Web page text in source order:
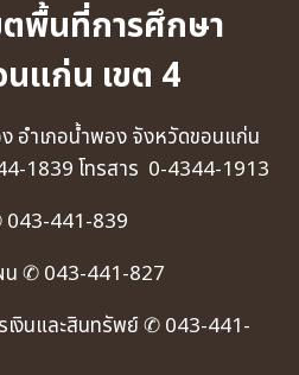
พื้นที่การศึกษา
แก่น เขต 4
อำเภอน้ำพอง จังหวัดขอนแก่น
1839 โทรสาร 0-4344-1913
441-839
น ✆ 043-441-827
เงินและสินทรัพย์ ✆ 043-441-